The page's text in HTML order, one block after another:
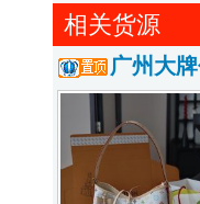
相关货源